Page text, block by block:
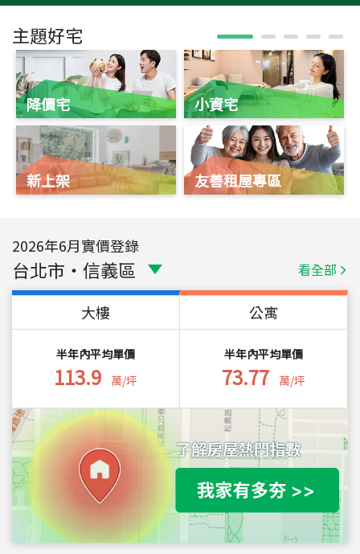
主題好宅
降價宅
新上架
小資宅
友善租屋專區
2026年6月實價登錄
台北市 ・ 信義區 看全部
大樓
半年內平均單價
113.9 萬/坪
公寓
半年內平均單價
73.77 萬/坪